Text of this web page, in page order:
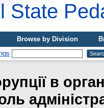
State
Browse by Division
в